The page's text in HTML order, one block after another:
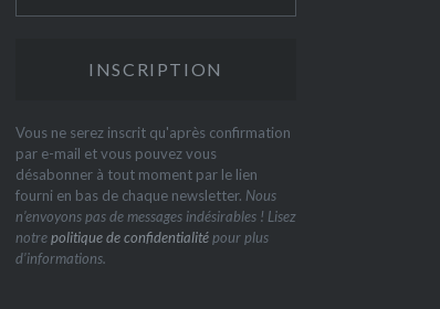
Vous ne serez inscrit qu'après confirmation
par e-mail et vous pouvez vous
désabonner à tout moment par le lien
fourni en bas de chaque newsletter. Nous
n’envoyons pas de messages indésirables ! Lisez
notrepolitique de confidentialitépour plus
d’informations.